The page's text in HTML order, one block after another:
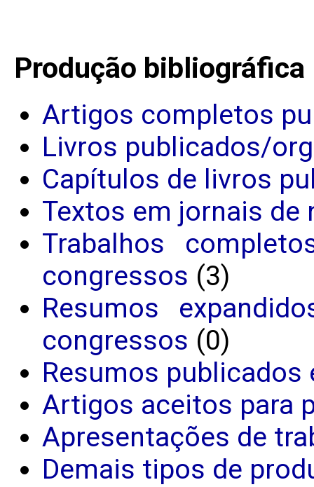
Produção bibliográfica
Artigos completos
Livros publicados/
Capítulos de livros
Textos em jornais
Trabalhos
congressos (3)
Resumos
congressos (0)
Resumos
Artigos aceitos para
Apresentações de
Demais tipos de